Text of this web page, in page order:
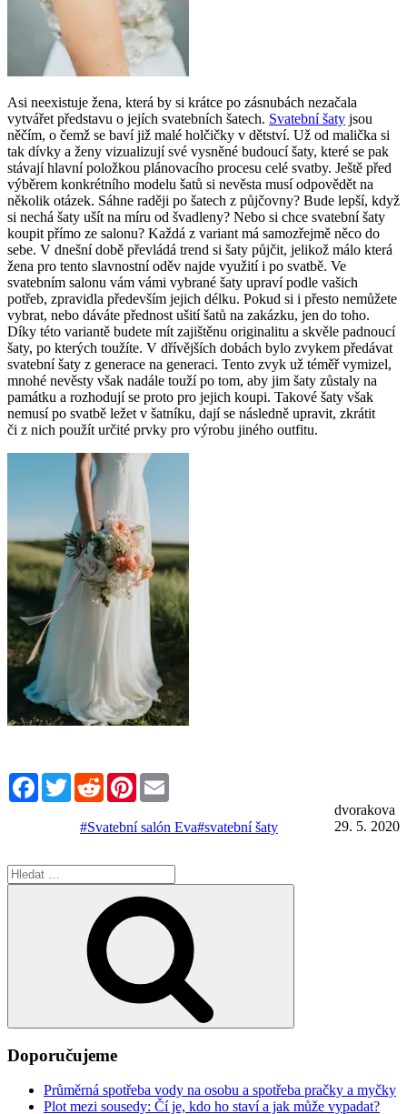
Asi neexistuje žena, která by si krátce po zásnubách nezačala
vytvářet představu o jejích svatebních šatech. Svatební šaty jsou
něčím, o čemž se baví již malé holčičky v dětství. Už od malička si
tak dívky a ženy vizualizují své vysněné budoucí šaty, které se pak
stávají hlavní položkou plánovacího procesu celé svatby. Ještě před
výběrem konkrétního modelu šatů si nevěsta musí odpovědět na
několik otázek. Sáhne raději po šatech z půjčovny? Bude lepší, když
si nechá šaty ušít na míru od švadleny? Nebo si chce svatební šaty
koupit přímo ze salonu? Každá z variant má samozřejmě něco do
sebe. V dnešní době převládá trend si šaty půjčit, jelikož málo která
žena pro tento slavnostní oděv najde využití i po svatbě. Ve
svatebním salonu vám vámi vybrané šaty upraví podle vašich
potřeb, zpravidla především jejich délku. Pokud si i přesto nemůžete
vybrat, nebo dáváte přednost ušití šatů na zakázku, jen do toho.
Díky této variantě budete mít zajištěnu originalitu a skvěle padnoucí
šaty, po kterých toužíte. V dřívějších dobách bylo zvykem předávat
svatební šaty z generace na generaci. Tento zvyk už téměř vymizel,
mnohé nevěsty však nadále touží po tom, aby jim šaty zůstaly na
památku a rozhodují se proto pro jejich koupi. Takové šaty však
nemusí po svatbě ležet v šatníku, dají se následně upravit, zkrátit
či z nich použít určité prvky pro výrobu jiného outfitu.
FacebookTwitterRedditPinterest
dvorakova
29. 5. 2020
#Svatební salón Eva#svatební šaty
Hledat:
Doporučujeme
Průměrná spotřeba vody na osobu a spotřeba pračky a myčky
Plot mezi sousedy: Čí je, kdo ho staví a jak může vypadat?